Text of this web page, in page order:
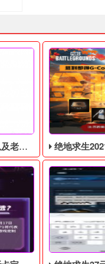
题解答 绝地求生2021国庆